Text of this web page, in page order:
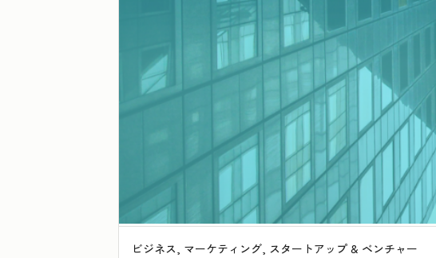
ビジネス, マーケティング, スタートアップ & ベンチャー